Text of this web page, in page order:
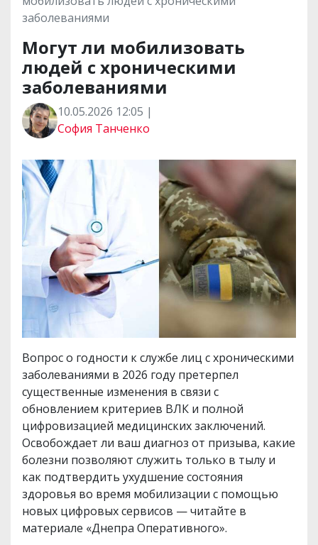
заболеваниями
Могут ли мобилизовать
людей с хроническими
заболеваниями
10.05.2026 12:05 |
София Танченко
Вопрос о годности к службе лиц с хроническими
заболеваниями в 2026 году претерпел
существенные изменения в связи с
обновлением критериев ВЛК и полной
цифровизацией медицинских заключений.
Освобождает ли ваш диагноз от призыва, какие
болезни позволяют служить только в тылу и
как подтвердить ухудшение состояния
здоровья во время мобилизации с помощью
новых цифровых сервисов — читайте в
материале «Днепра Оперативного».